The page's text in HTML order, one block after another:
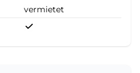
vermietet